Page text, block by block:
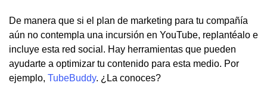
De manera que si el plan de marketing para tu compañía
aún no contempla una incursión en YouTube, replantéalo e
incluye esta red social. Hay herramientas que pueden
ayudarte a optimizar tu contenido para esta medio. Por
ejemplo, TubeBuddy. ¿La conoces?